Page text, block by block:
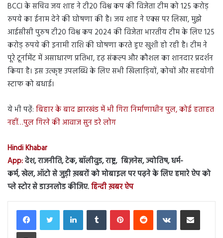
BCCI के सचिव जय शाह ने टी20 विश्व कप की विजेता टीम को 125 करोड़
रुपये का ईनाम देने की घोषणा की है। जय शाह ने एक्स पर लिखा, मुझे
आईसीसी पुरुष टी20 विश्व कप 2024 की विजेता भारतीय टीम के लिए 125
करोड़ रुपये की इनामी राशि की घोषणा करते हुए खुशी हो रही है। टीम ने
पूरे टूर्नामेंट में असाधारण प्रतिभा, दृढ़ संकल्प और कौशल का शानदार प्रदर्शन
किया है। इस उत्कृष्ट उपलब्धि के लिए सभी खिलाड़ियों, कोचों और सहयोगी
स्टाफ को बधाई।
ये भी पढ़ें: बिहार के बाद झारखंड में भी गिरा निर्माणाधीन पुल, कोई हताहत
नहीं…पुल गिरने की आवाज सुन डरे लोग
Hindi Khabar
App:देश, राजनीति, टेक, बॉलीवुड, राष्ट्र, बिज़नेस, ज्योतिष, धर्म-
कर्म, खेल, ऑटो से जुड़ी ख़बरों को मोबाइल पर पढ़ने के लिए हमारे ऐप को
प्ले स्टोर से डाउनलोड कीजिए.हिन्दी ख़बर ऐप
LinkedInTumblr PinterestReddit VKontakteShare via Email
Print